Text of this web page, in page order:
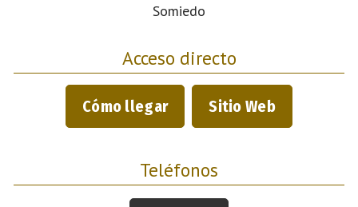
Somiedo
Acceso directo
Cómo llegar Sitio Web
Teléfonos